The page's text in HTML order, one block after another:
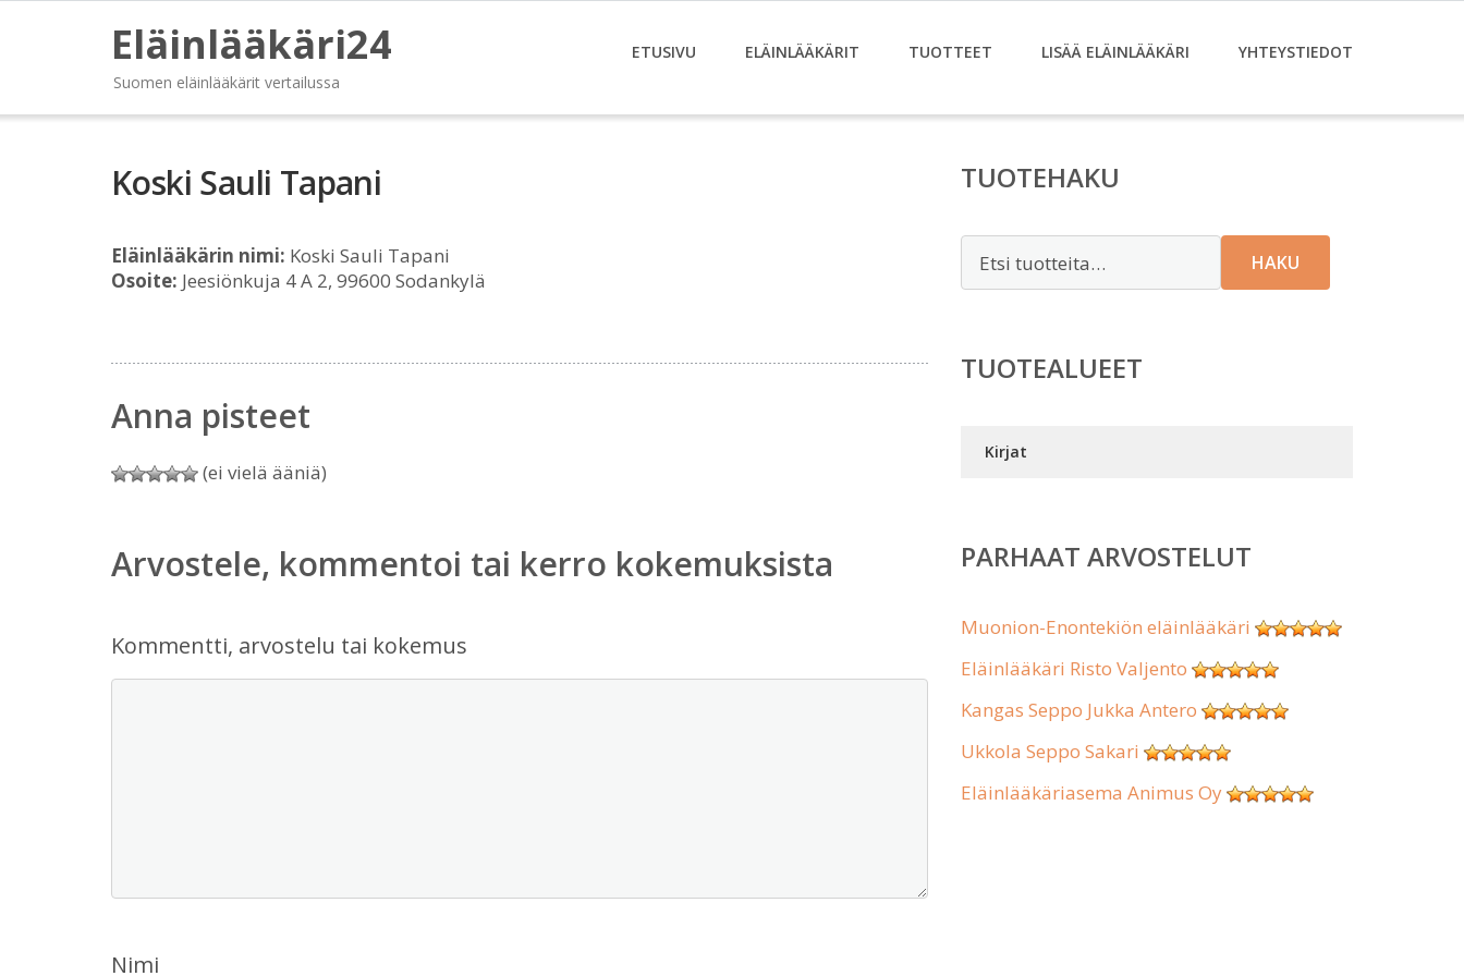
Eläinlääkäri24
Suomen eläinlääkärit vertailussa
ETUSIVU ELÄINLÄÄKÄRIT TUOTTEET LISÄÄ ELÄINLÄÄKÄRI YHTEYSTIEDOT
Koski Sauli Tapani
Eläinlääkärin nimi: Koski Sauli Tapani
Osoite: Jeesiönkuja 4 A 2, 99600 Sodankylä
Anna pisteet
(ei vielä ääniä)
Arvostele, kommentoi tai kerro kokemuksista
Kommentti, arvostelu tai kokemus
Nimi
TUOTEHAKU
HAKU
TUOTEALUEET
Kirjat
PARHAAT ARVOSTELUT
Muonion-Enontekiön eläinlääkäri
Eläinlääkäri Risto Valjento
Kangas Seppo Jukka Antero
Ukkola Seppo Sakari
Eläinlääkäriasema Animus Oy